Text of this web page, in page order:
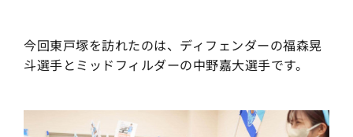
今回東戸塚を訪れたのは、ディフェンダーの福森晃
斗選手とミッドフィルダーの中野嘉大選手です。